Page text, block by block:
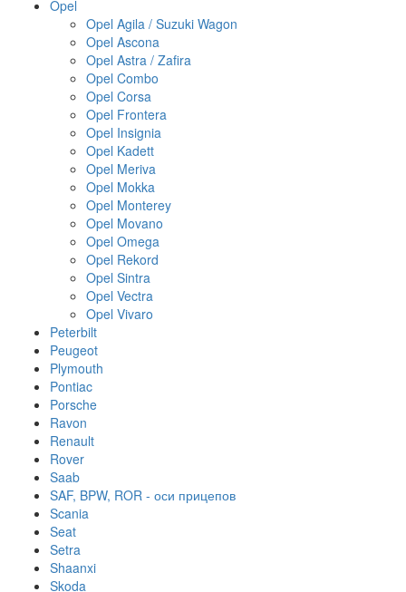
Opel
Opel Agila / Suzuki Wagon
Opel Ascona
Opel Astra / Zafira
Opel Combo
Opel Corsa
Opel Frontera
Opel Insignia
Opel Kadett
Opel Meriva
Opel Mokka
Opel Monterey
Opel Movano
Opel Omega
Opel Rekord
Opel Sintra
Opel Vectra
Opel Vivaro
Peterbilt
Peugeot
Plymouth
Pontiac
Porsche
Ravon
Renault
Rover
Saab
SAF, BPW, ROR - оси прицепов
Scania
Seat
Setra
Shaanxi
Skoda